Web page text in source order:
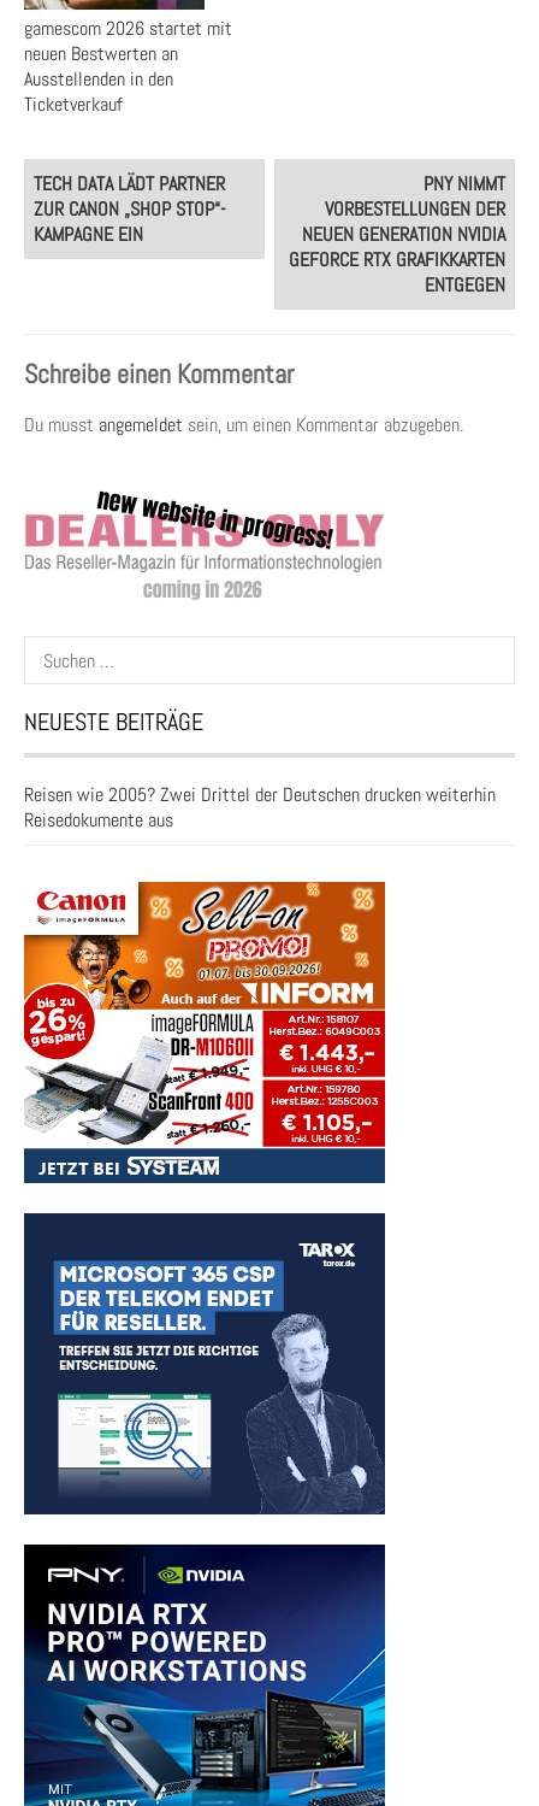
gamescom 2026 startet mit
neuen Bestwerten an
Ausstellenden in den
Ticketverkauf
Post
navigation
TECH DATA LÄDT PARTNER
ZUR CANON „SHOP STOP“-
KAMPAGNE EIN
PNY NIMMT
VORBESTELLUNGEN DER
NEUEN GENERATION NVIDIA
GEFORCE RTX GRAFIKKARTEN
ENTGEGEN
Schreibe einen Kommentar
Du musst angemeldet sein, um einen Kommentar abzugeben.
Suchen
nach:
NEUESTE BEITRÄGE
Reisen wie 2005? Zwei Drittel der Deutschen drucken weiterhin
Reisedokumente aus